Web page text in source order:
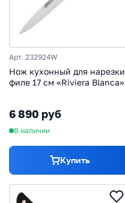
Арт. 232924W
Нож кухонный для нарезки
филе 17 см «Riviera Blanca»
6 890 руб
В наличии
Купить